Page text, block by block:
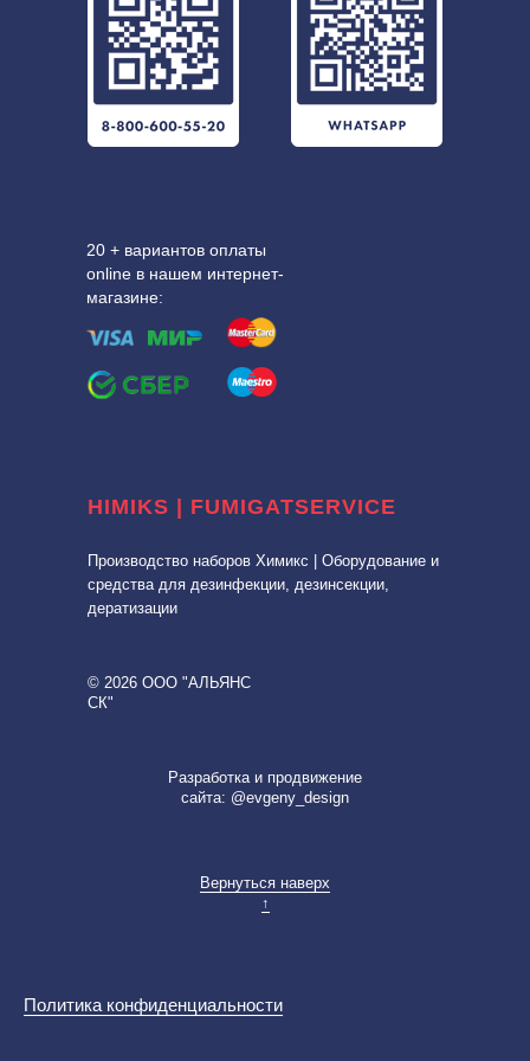
Производство наборов Химикс | Оборудование и
средства для дезинфекции, дезинсекции,
дератизации
Вернуться наверх
↑
Разработка и продвижение
сайта: @evgeny_design
© 2026 ООО "АЛЬЯНС
СК"
HIMIKS | FUMIGATSERVICE
20 + вариантов оплаты
online в нашем интернет-
магазине:
Политика конфиденциальности